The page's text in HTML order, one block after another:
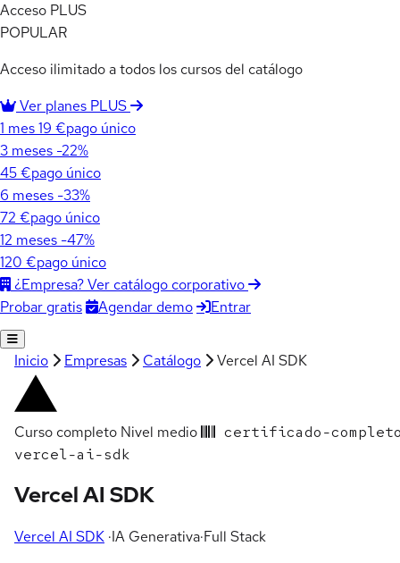
Acceso PLUS
POPULAR
Acceso ilimitado a todos los cursos del catálogo
Ver planes PLUS
1 mes19 €pago único
3 meses -22%
45 €pago único
6 meses -33%
72 €pago único
12 meses -47%
120 €pago único
¿Empresa? Ver catálogo corporativo
Probar gratis
Agendar demo Entrar
Inicio Empresas Catálogo Vercel AI SDK
Curso completo Nivel medio
certificado-
vercel-ai-sdk
Vercel AI SDK
Vercel AI SDK ·IA Generativa·Full Stack